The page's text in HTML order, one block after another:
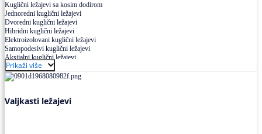
Kuglični ležajevi sa kosim dodirom
Jednoredni kuglični ležajevi
Dvoredni kuglični ležajevi
Hibridni kuglični ležajevi
Elektroizolovani kuglični ležajevi
Samopodesivi kuglični ležajevi
Aksijalni kuglični ležajevi
Kuglični ležajevi od nerđajućeg čelika
Prikaži više
Valjkasti ležajevi